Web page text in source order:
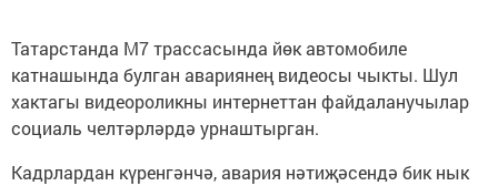
Татарстанда М7 трассасында йөк автомобиле
катнашында булган авариянең видеосы чыкты. Шул
хактагы видеороликны интернеттан файдаланучылар
социаль челтәрләрдә урнаштырган.
Кадрлардан күренгәнчә, авария нәтиҗәсендә бик нык